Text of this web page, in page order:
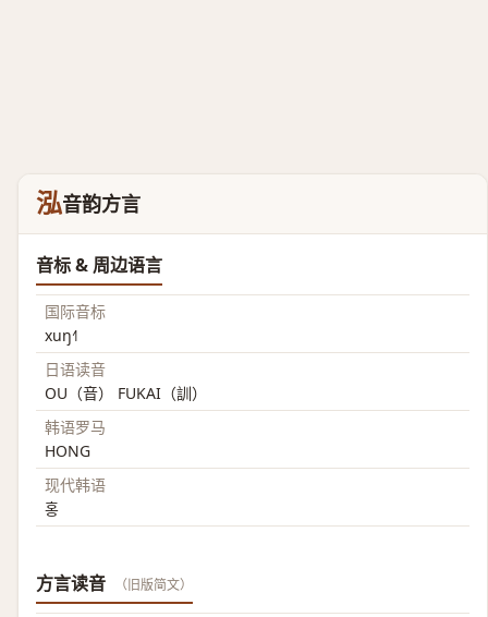
泓音韵方言
音标 & 周边语言
国际音标
xuŋ˧˥
日语读音
OU（音） FUKAI（訓）
韩语罗马
HONG
现代韩语
홍
方言读音 （旧版简文）